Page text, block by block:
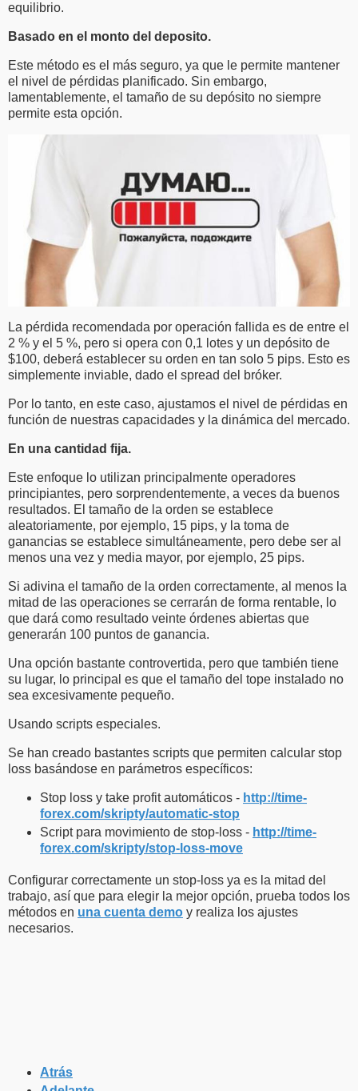
equilibrio.
Basado en el monto del deposito.
Este método es el más seguro, ya que le permite mantener
el nivel de pérdidas planificado. Sin embargo,
lamentablemente, el tamaño de su depósito no siempre
permite esta opción.
La pérdida recomendada por operación fallida es de entre el
2 % y el 5 %, pero si opera con 0,1 lotes y un depósito de
$100, deberá establecer su orden en tan solo 5 pips. Esto es
simplemente inviable, dado el spread del bróker.
Por lo tanto, en este caso, ajustamos el nivel de pérdidas en
función de nuestras capacidades y la dinámica del mercado.
En una cantidad fija.
Este enfoque lo utilizan principalmente operadores
principiantes, pero sorprendentemente, a veces da buenos
resultados. El tamaño de la orden se establece
aleatoriamente, por ejemplo, 15 pips, y la toma de
ganancias se establece simultáneamente, pero debe ser al
menos una vez y media mayor, por ejemplo, 25 pips.
Si adivina el tamaño de la orden correctamente, al menos la
mitad de las operaciones se cerrarán de forma rentable, lo
que dará como resultado veinte órdenes abiertas que
generarán 100 puntos de ganancia.
Una opción bastante controvertida, pero que también tiene
su lugar, lo principal es que el tamaño del tope instalado no
sea excesivamente pequeño.
Usando scripts especiales.
Se han creado bastantes scripts que permiten calcular stop
loss basándose en parámetros específicos:
Stop loss y take profit automáticos - http://time-
forex.com/skripty/automatic-stop
Script para movimiento de stop-loss - http://time-
forex.com/skripty/stop-loss-move
Configurar correctamente un stop-loss ya es la mitad del
trabajo, así que para elegir la mejor opción, prueba todos los
métodos en una cuenta demo y realiza los ajustes
necesarios.
Atrás